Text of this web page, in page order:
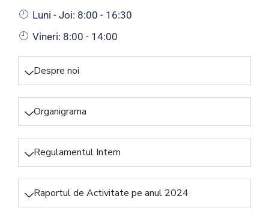
Luni - Joi: 8:00 - 16:30
Vineri: 8:00 - 14:00
Despre noi
Organigrama
Regulamentul Intern
Raportul de Activitate pe anul 2024